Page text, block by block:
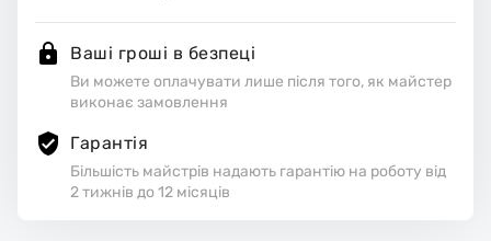
Ваші гроші в безпеці
Ви можете оплачувати лише після того, як майстер
виконає замовлення
Гарантія
Більшість майстрів надають гарантію на роботу від
2 тижнів до 12 місяців